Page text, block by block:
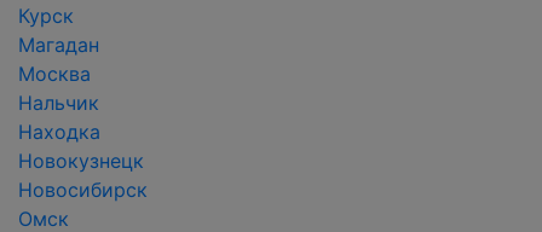
Курск
Магадан
Москва
Нальчик
Находка
Новокузнецк
Новосибирск
Омск